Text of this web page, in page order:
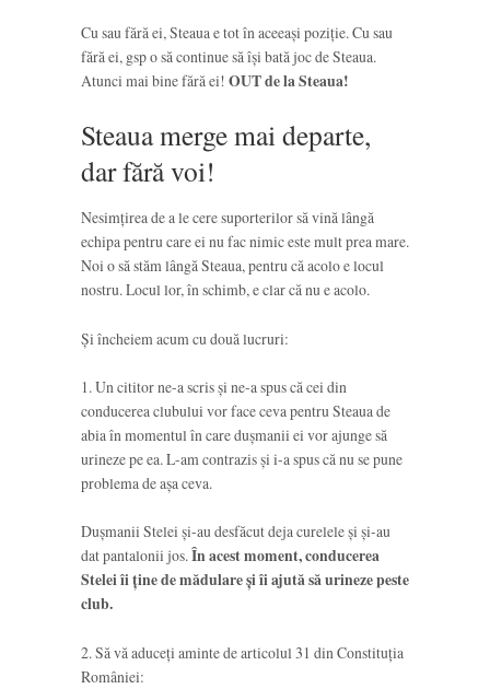
Cu sau fără ei, Steaua e tot în aceeași poziție. Cu sau
fără ei, gsp o să continue să își bată joc de Steaua.
Atunci mai bine fără ei! OUT de la Steaua!
Steaua merge mai departe,
dar fără voi!
Nesimțirea de a le cere suporterilor să vină lângă
echipa pentru care ei nu fac nimic este mult prea mare.
Noi o să stăm lângă Steaua, pentru că acolo e locul
nostru. Locul lor, în schimb, e clar că nu e acolo.
Și încheiem acum cu două lucruri:
1. Un cititor ne-a scris și ne-a spus că cei din
conducerea clubului vor face ceva pentru Steaua de
abia în momentul în care dușmanii ei vor ajunge să
urineze pe ea. L-am contrazis și i-a spus că nu se pune
problema de așa ceva.
Dușmanii Stelei și-au desfăcut deja curelele și și-au
dat pantalonii jos.În acest moment, conducerea
Stelei îi ține de mădulare și îi ajută să urineze peste
club.
2. Să vă aduceți aminte de articolul 31 din Constituția
României: